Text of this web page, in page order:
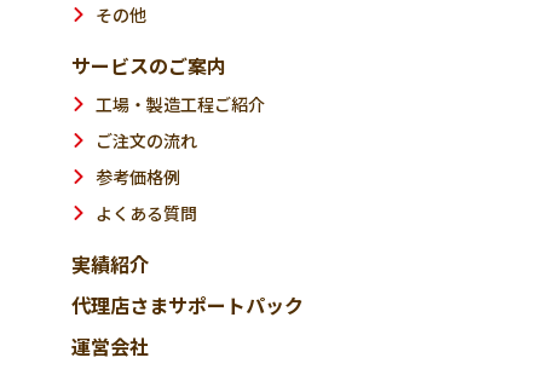
その他
サービスのご案内
工場・製造工程ご紹介
ご注文の流れ
参考価格例
よくある質問
実績紹介
代理店さまサポートパック
運営会社